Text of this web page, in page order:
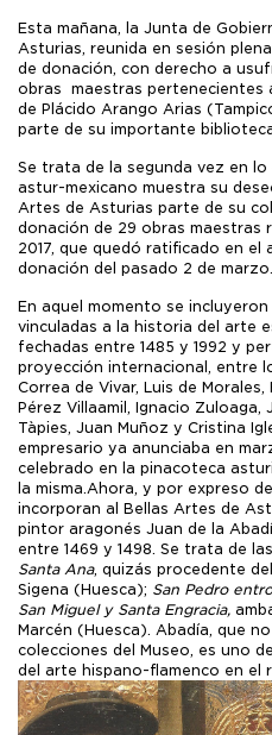
Esta mañana, la Junta de
Asturias, reunida en sesión
de donación, con derecho a
obras maestras pertenecientes
de Plácido Arango Arias
parte de su importante
Se trata de la segunda vez en lo
astur-mexicano muestra su
Artes de Asturias parte de su
donación de 29 obras maestras
2017, que quedó ratificado en
donación del pasado 2 de marzo.
En aquel momento se
vinculadas a la historia del arte
fechadas entre 1485 y 1992 y
proyección internacional, entre
Correa de Vivar, Luis de
Pérez Villaamil, Ignacio
Tàpies, Juan Muñoz y Cristina
empresario ya anunciaba en
celebrado en la pinacoteca
la misma.Ahora, y por expreso
incorporan al Bellas Artes de
pintor aragonés Juan de la
entre 1469 y 1498. Se trata de
Santa Ana, quizás procedente
Sigena (Huesca); San Pedro
San Miguel y Santa Engracia,
Marcén (Huesca). Abadía, que
colecciones del Museo, es uno
del arte hispano-flamenco en el